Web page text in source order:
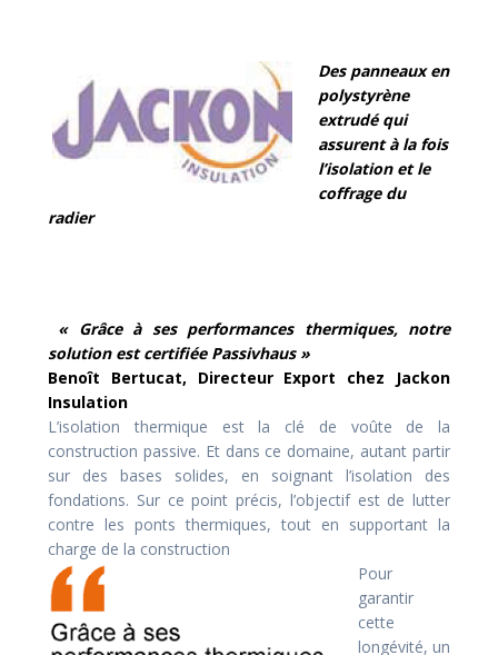
Des panneaux en
polystyrène
extrudé qui
assurent à la fois
l’isolation et le
coffrage du
radier
« Grâce à ses performances thermiques, notre
solution est certifiée Passivhaus »
Benoît Bertucat, Directeur Export chez Jackon
Insulation
L’isolation thermique est la clé de voûte de la
construction passive. Et dans ce domaine, autant partir
sur des bases solides, en soignant l’isolation des
fondations. Sur ce point précis, l’objectif est de lutter
contre les ponts thermiques, tout en supportant la
charge de la construction
Pour
garantir
cette
longévité, un